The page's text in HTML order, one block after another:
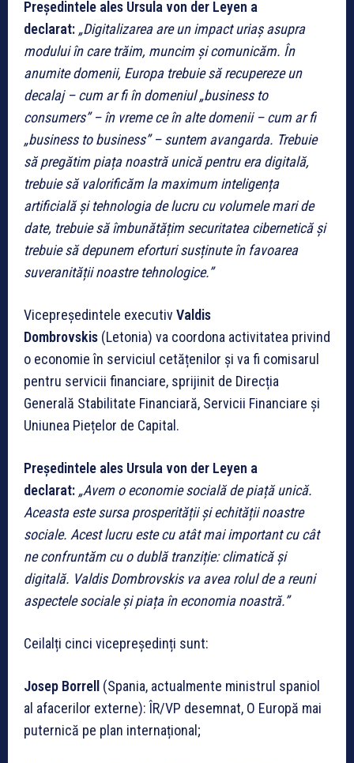
Președintele ales Ursula von der Leyen a
declarat: „Digitalizarea are un impact uriaș asupra
modului în care trăim, muncim și comunicăm. În
anumite domenii, Europa trebuie să recupereze un
decalaj – cum ar fi în domeniul „business to
consumers” – în vreme ce în alte domenii – cum ar fi
„business to business” – suntem avangarda. Trebuie
să pregătim piața noastră unică pentru era digitală,
trebuie să valorificăm la maximum inteligența
artificială și tehnologia de lucru cu volumele mari de
date, trebuie să îmbunătățim securitatea cibernetică și
trebuie să depunem eforturi susținute în favoarea
suveranității noastre tehnologice.”
Vicepreședintele executivValdis
Dombrovskis (Letonia) va coordona activitatea privind
o economie în serviciul cetățenilor și va fi comisarul
pentru servicii financiare, sprijinit de Direcția
Generală Stabilitate Financiară, Servicii Financiare și
Uniunea Piețelor de Capital.
Președintele ales Ursula von der Leyen a
declarat: „Avem o economie socială de piață unică.
Aceasta este sursa prosperității și echității noastre
sociale. Acest lucru este cu atât mai important cu cât
ne confruntăm cu o dublă tranziție: climatică și
digitală. Valdis Dombrovskis va avea rolul de a reuni
aspectele sociale și piața în economia noastră.”
Ceilalți cinci vicepreședinți sunt:
Josep Borrell (Spania, actualmente ministrul spaniol
al afacerilor externe): ÎR/VP desemnat, O Europă mai
puternică pe plan internațional;